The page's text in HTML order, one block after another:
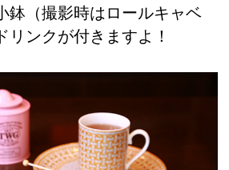
鉢（撮影時はロールキャベ
リンクが付きますよ！